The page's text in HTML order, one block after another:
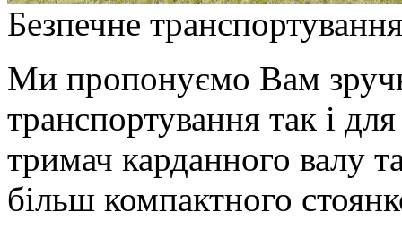
Безпечне транспортування
Ми пропонуємо Вам
транспортування так і
тримач карданного валу
більш компактного